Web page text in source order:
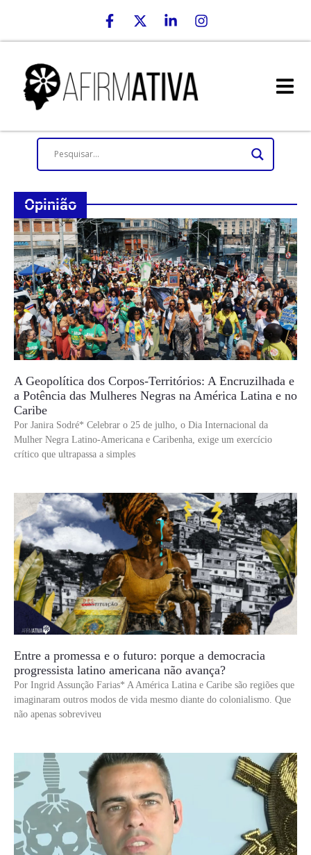
Opinião
A Geopolítica dos Corpos-Territórios: A Encruzilhada e
a Potência das Mulheres Negras na América Latina e no
Caribe
Por Janira Sodré* Celebrar o 25 de julho, o Dia Internacional da
Mulher Negra Latino-Americana e Caribenha, exige um exercício
crítico que ultrapassa a simples
Entre a promessa e o futuro: porque a democracia
progressista latino americana não avança?
Por Ingrid Assunção Farias* A América Latina e Caribe são regiões que
imaginaram outros modos de vida mesmo diante do colonialismo. Que
não apenas sobreviveu